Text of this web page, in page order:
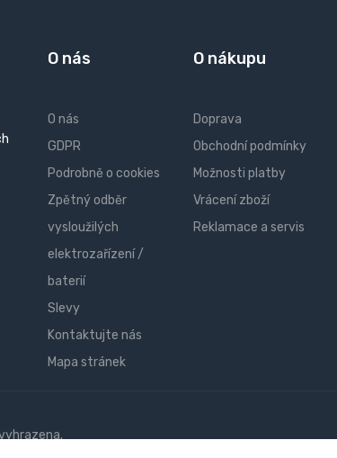
O nás
O nás
GDPR
Podrobně o cookies
Zpětný odběr
vysloužilých
elektrozařízení /
baterií
Slevy
Kontaktujte nás
Mapa stránek
O nákupu
Doprava
Obchodní podmínky
Možnosti platby
Vrácení zboží
Reklamace a servis